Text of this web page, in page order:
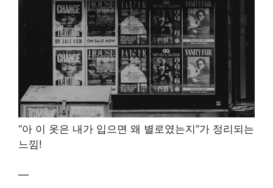
“아 이 옷은 내가 입으면 왜 별로였는지”가 정리되는
느낌!
—